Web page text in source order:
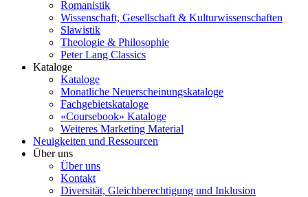
Romanistik
Wissenschaft, Gesellschaft & Kulturwissenschaften
Slawistik
Theologie & Philosophie
Peter Lang Classics
Kataloge
Kataloge
Monatliche Neuerscheinungskataloge
Fachgebietskataloge
«Coursebook» Kataloge
Weiteres Marketing Material
Neuigkeiten und Ressourcen
Über uns
Über uns
Kontakt
Diversität, Gleichberechtigung und Inklusion